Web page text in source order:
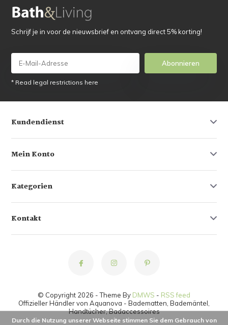
Schrijf je in voor de nieuwsbrief en ontvang direct 5% korting!
Abonnieren
* Read legal restrictions here
Kundendienst
Mein Konto
Kategorien
Kontakt
© Copyright 2026 - Theme By DMWS - RSS feed
Offizieller Händler von Aquanova - Badematten, Bademäntel,
Handtücher, Badaccessoires
Durch die Nutzung unserer Webseite stimmen Sie dem Gebrauch von